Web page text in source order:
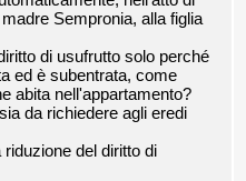
Sempronia, alla figlia
di usufrutto solo perché
ed è subentrata, come
abita nell'appartamento?
da richiedere agli eredi
del diritto di